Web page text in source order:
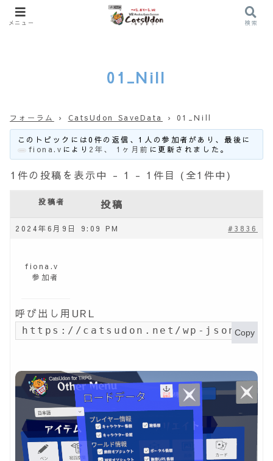
01_Nill
フォーラム › CatsUdon SaveData › 01_Nill
このトピックには0件の返信、1人の参加者があり、最後に
fiona.v により 2年、 1ヶ月前 に更新されました。
1件の投稿を表示中 - 1 - 1件目 (全1件中)
投稿者 投稿
2024年6月9日 9:09 PM #3836
fiona.v
参加者
呼び出し用URL
https://catsudon.net/wp-json/my-
Copy
メニュー 検索